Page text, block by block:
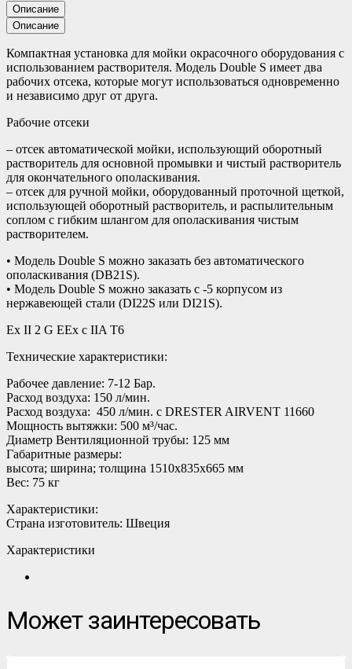
Описание
Описание
Компактная установка для мойки окрасочного оборудования с
использованием растворителя. Модель Double S имеет два
рабочих отсека, которые могут использоваться одновременно
и независимо друг от друга.
Рабочие отсеки
– отсек автоматической мойки, использующий оборотный
растворитель для основной промывки и чистый растворитель
для окончательного ополаскивания.
– отсек для ручной мойки, оборудованный проточной щеткой,
использующей оборотный растворитель, и распылительным
соплом с гибким шлангом для ополаскивания чистым
растворителем.
• Модель Double S можно заказать без автоматического
ополаскивания (DB21S).
• Модель Double S можно заказать с -5 корпусом из
нержавеющей стали (DI22S или DI21S).
Ex II 2 G EEx c IIA T6
Технические характеристики:
Рабочее давление: 7-12 Бар.
Расход воздуха: 150 л/мин.
Расход воздуха: 450 л/мин. с DRESTER AIRVENT 11660
Мощность вытяжки: 500 м³/час.
Диаметр Вентиляционной трубы: 125 мм
Габаритные размеры:
высота; ширина; толщина 1510х835х665 мм
Вес: 75 кг
Характеристики:
Страна изготовитель: Швеция
Характеристики
Может заинтересовать